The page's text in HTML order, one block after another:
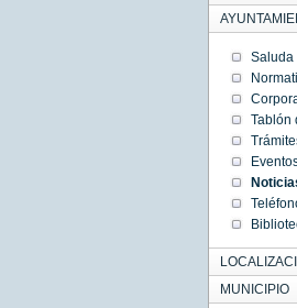
Saluda
Tablón
MUNICIPIO